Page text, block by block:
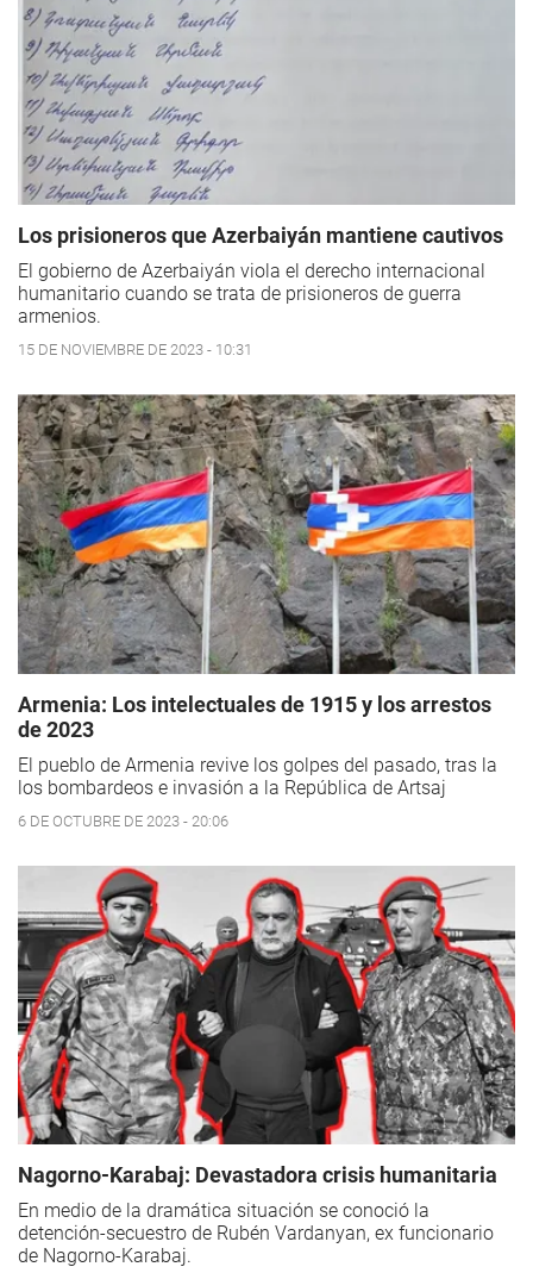
Los prisioneros que Azerbaiyán mantiene cautivos
El gobierno de Azerbaiyán viola el derecho internacional
humanitario cuando se trata de prisioneros de guerra
armenios.
15 DE NOVIEMBRE DE 2023 - 10:31
Armenia: Los intelectuales de 1915 y los arrestos
de 2023
El pueblo de Armenia revive los golpes del pasado, tras la
los bombardeos e invasión a la República de Artsaj
6 DE OCTUBRE DE 2023 - 20:06
Nagorno-Karabaj: Devastadora crisis humanitaria
En medio de la dramática situación se conoció la
detención-secuestro de Rubén Vardanyan, ex funcionario
de Nagorno-Karabaj.